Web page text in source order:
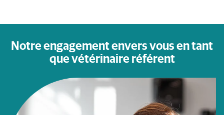
Notre engagement envers vous en tant
que vétérinaire référent